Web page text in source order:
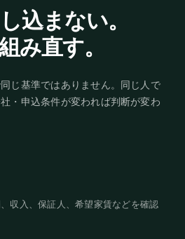
込まない。
み直す。
じ基準ではありません。同じ人で
・申込条件が変われば判断が変わ
収入、保証人、希望家賃などを確認